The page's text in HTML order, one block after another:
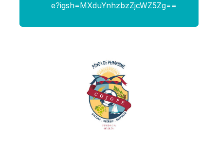
e?igsh=MXduYnhzbzZjcWZ5Zg==